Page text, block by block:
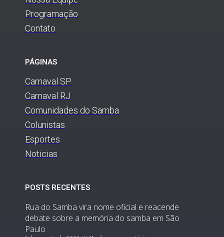
Programação
Contato
PÁGINAS
Carnaval SP
Carnaval RJ
Comunidades do Samba
Colunistas
Esportes
Noticias
POSTS RECENTES
Rua do Samba vira nome oficial e reacende
debate sobre a memória do samba em São
Paulo